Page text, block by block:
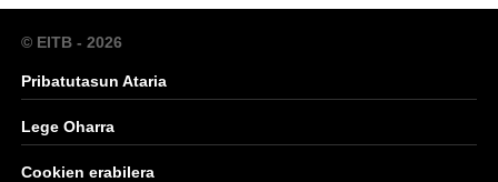
© EITB - 2026
Pribatutasun Ataria
Lege Oharra
Cookien erabilera